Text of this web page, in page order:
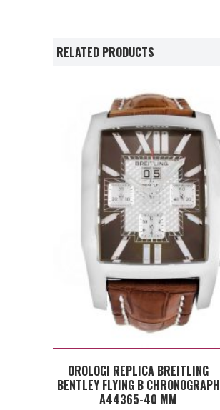
RELATED PRODUCTS
ADD TO CART
OROLOGI REPLICA BREITLING
BENTLEY FLYING B CHRONOGRAPH
A44365-40 MM